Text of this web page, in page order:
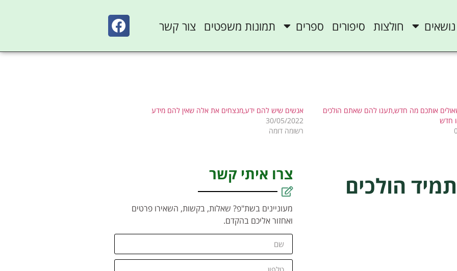
נושאים חולצות סיפורים ספרים תמונות משפטים צור קשר
אותכם מה חדש,תענו להם שאתם הולכים
חדש
אנשים שיש להם ידע,מנצחים את אלה שאין להם מידע
30/05/2022
רשומה דומה
הולכים
צרו איתי קשר
מעוניינים בשת"פ? שאלות, בקשות, השאירו פרטים
ואחזור אליכם בהקדם.